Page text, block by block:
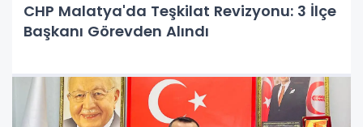
CHP Malatya'da Teşkilat Revizyonu: 3 İlçe
Başkanı Görevden Alındı